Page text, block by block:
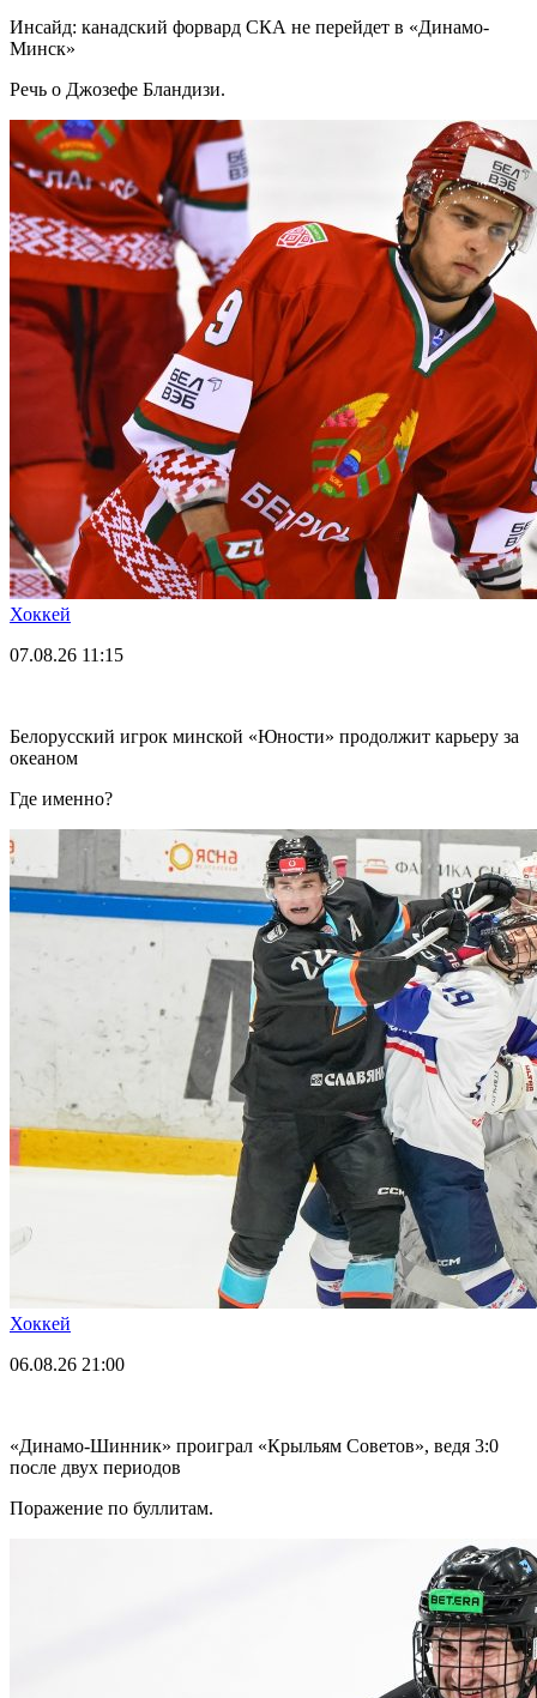
Инсайд: канадский форвард СКА не перейдет в «Динамо-
Минск»
Речь о Джозефе Бландизи.
Хоккей
07.08.26 11:15
Белорусский игрок минской «Юности» продолжит карьеру за
океаном
Где именно?
Хоккей
06.08.26 21:00
«Динамо-Шинник» проиграл «Крыльям Советов», ведя 3:0
после двух периодов
Поражение по буллитам.